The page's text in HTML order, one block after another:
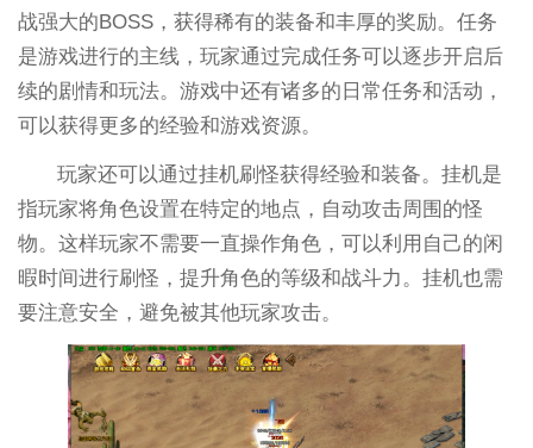
战强大的BOSS，获得稀有的装备和丰厚的奖励。任务
是游戏进行的主线，玩家通过完成任务可以逐步开启后
续的剧情和玩法。游戏中还有诸多的日常任务和活动，
可以获得更多的经验和游戏资源。
玩家还可以通过挂机刷怪获得经验和装备。挂机是
指玩家将角色设置在特定的地点，自动攻击周围的怪
物。这样玩家不需要一直操作角色，可以利用自己的闲
暇时间进行刷怪，提升角色的等级和战斗力。挂机也需
要注意安全，避免被其他玩家攻击。